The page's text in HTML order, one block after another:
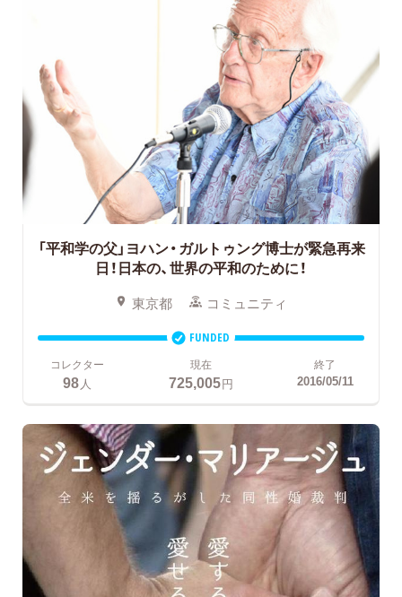
「平和学の父」ヨハン・ガルトゥング博士が緊急再来
日！日本の、世界の平和のために！
東京都 コミュニティ
FUNDED
コレクター
98 人
現在
725,005円
終了
2016/05/11